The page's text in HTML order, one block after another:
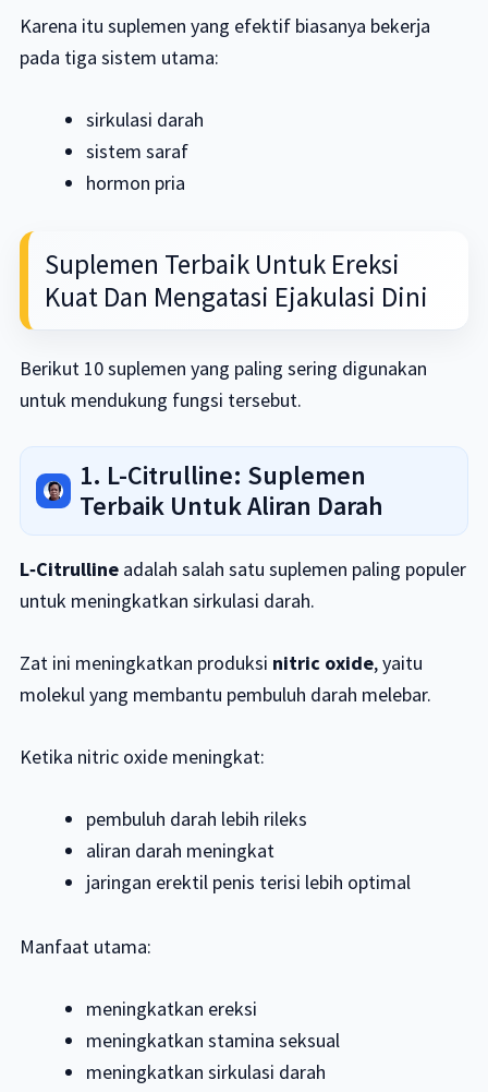
Karena itu suplemen yang efektif biasanya bekerja
pada tiga sistem utama:
sirkulasi darah
sistem saraf
hormon pria
Suplemen Terbaik Untuk Ereksi
Kuat Dan Mengatasi Ejakulasi Dini
Berikut 10 suplemen yang paling sering digunakan
untuk mendukung fungsi tersebut.
1. L-Citrulline: Suplemen
Terbaik Untuk Aliran Darah
L‑Citrullineadalah salah satu suplemen paling populer
untuk meningkatkan sirkulasi darah.
Zat ini meningkatkan produksi nitric oxide, yaitu
molekul yang membantu pembuluh darah melebar.
Ketika nitric oxide meningkat:
pembuluh darah lebih rileks
aliran darah meningkat
jaringan erektil penis terisi lebih optimal
Manfaat utama:
meningkatkan ereksi
meningkatkan stamina seksual
meningkatkan sirkulasi darah